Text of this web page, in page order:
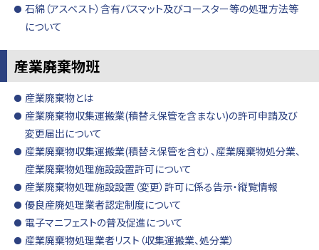
石綿（アスベスト）含有バスマット及びコースター等の処理方法等
について
産業廃棄物班
産業廃棄物とは
産業廃棄物収集運搬業(積替え保管を含まない)の許可申請及び
変更届出について
産業廃棄物収集運搬業(積替え保管を含む）、産業廃棄物処分業、
産業廃棄物処理施設設置許可について
産業廃棄物処理施設設置（変更）許可に係る告示・縦覧情報
優良産廃処理業者認定制度について
電子マニフェストの普及促進について
産業廃棄物処理業者リスト（収集運搬業、処分業）